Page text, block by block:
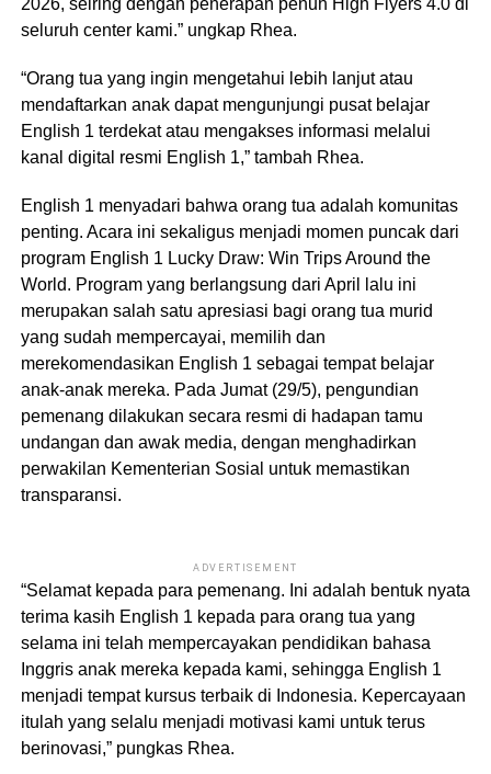
2026, seiring dengan penerapan penuh High Flyers 4.0 di
seluruh center kami.” ungkap Rhea.
“Orang tua yang ingin mengetahui lebih lanjut atau
mendaftarkan anak dapat mengunjungi pusat belajar
English 1 terdekat atau mengakses informasi melalui
kanal digital resmi English 1,” tambah Rhea.
English 1 menyadari bahwa orang tua adalah komunitas
penting. Acara ini sekaligus menjadi momen puncak dari
program English 1 Lucky Draw: Win Trips Around the
World. Program yang berlangsung dari April lalu ini
merupakan salah satu apresiasi bagi orang tua murid
yang sudah mempercayai, memilih dan
merekomendasikan English 1 sebagai tempat belajar
anak-anak mereka. Pada Jumat (29/5), pengundian
pemenang dilakukan secara resmi di hadapan tamu
undangan dan awak media, dengan menghadirkan
perwakilan Kementerian Sosial untuk memastikan
transparansi.
ADVERTISEMENT
“Selamat kepada para pemenang. Ini adalah bentuk nyata
terima kasih English 1 kepada para orang tua yang
selama ini telah mempercayakan pendidikan bahasa
Inggris anak mereka kepada kami, sehingga English 1
menjadi tempat kursus terbaik di Indonesia. Kepercayaan
itulah yang selalu menjadi motivasi kami untuk terus
berinovasi,” pungkas Rhea.